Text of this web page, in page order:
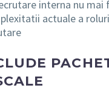
interna nu mai
actuale a